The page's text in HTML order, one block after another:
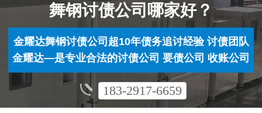
舞钢讨债公司哪家好？
金耀达舞钢讨债公司超10年债务追讨经验 讨债团队
金耀达—是专业合法的讨债公司 要债公司 收账公司
183-2917-6659